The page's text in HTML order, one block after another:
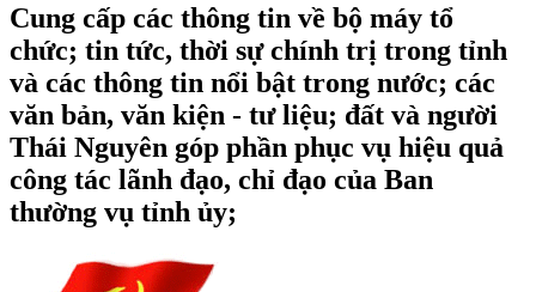
Cung cấp các thông tin về bộ máy tổ
chức; tin tức, thời sự chính trị trong tỉnh
và các thông tin nổi bật trong nước; các
văn bản, văn kiện - tư liệu; đất và người
Thái Nguyên góp phần phục vụ hiệu quả
công tác lãnh đạo, chỉ đạo của Ban
thường vụ tỉnh ủy;